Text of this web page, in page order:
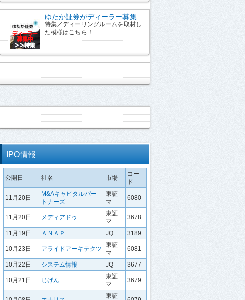
ゆたか証券がディーラー募集
特集／ディーリングルームを取材し
た模様はこちら！
IPO情報
公開日 社名 市場
コー
ド
11月20日
M&Aキャピタルパー
トナーズ
東証
マ
6080
11月20日 メディアドゥ
東証
マ
3678
11月19日 ＡＮＡＰ JQ 3189
10月23日 アライドアーキテクツ
東証
マ
6081
10月22日 システム情報 JQ 3677
10月21日 じげん
東証
マ
3679
東証